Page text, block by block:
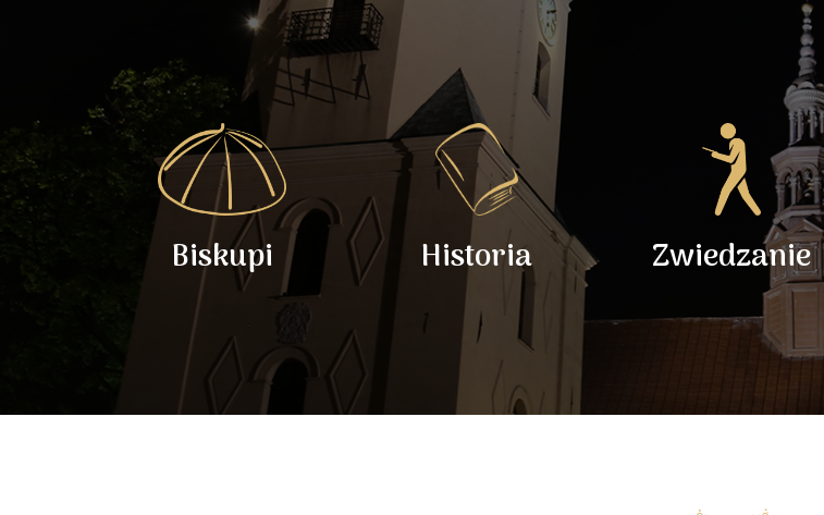
Biskupi Historia Zwiedzanie